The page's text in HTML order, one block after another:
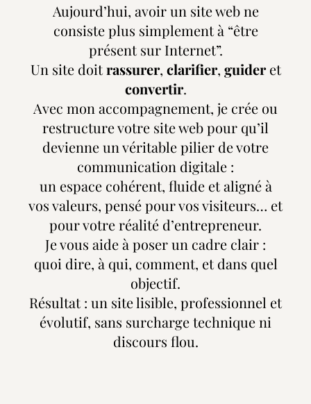
Aujourd’hui, avoir un site web ne
consiste plus simplement à “être
présent sur Internet”.
Un site doitrassurer, clarifier, guideret
convertir.
Avec mon accompagnement, je crée ou
restructure votre site web pour qu’il
devienne un véritable pilier de votre
communication digitale :
un espace cohérent, fluide et aligné à
vos valeurs, pensé pour vos visiteurs… et
pour votre réalité d’entrepreneur.
Je vous aide à poser un cadre clair :
quoi dire, à qui, comment, et dans quel
objectif.
Résultat : un site lisible, professionnel et
évolutif, sans surcharge technique ni
discours flou.